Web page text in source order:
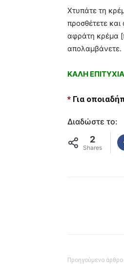
Χτυπάτε τη
προσθέτετε
αφράτη κρέμα
απολαμβάνετε.
ΚΑΛΗ
* Για
Διαδώστε το:
2
Shares
Προηγούμενο άρθρο